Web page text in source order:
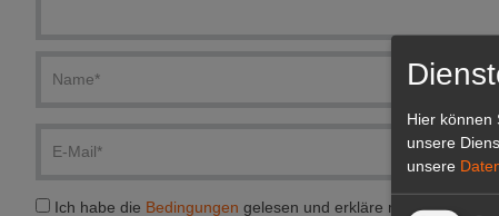
Ich habe die Bedingungen gelesen und erkläre mich
Hier können
unsere
unsere